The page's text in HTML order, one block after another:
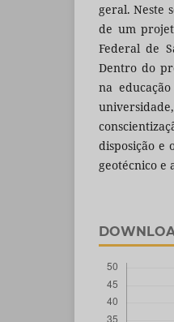
geral. Neste
de um
Federal de
Dentro do
na
disposição e
geotécnico e